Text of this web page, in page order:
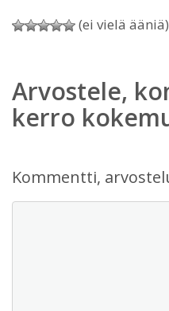
(ei vielä ääniä)
Arvostele,
kerro
Kommentti,